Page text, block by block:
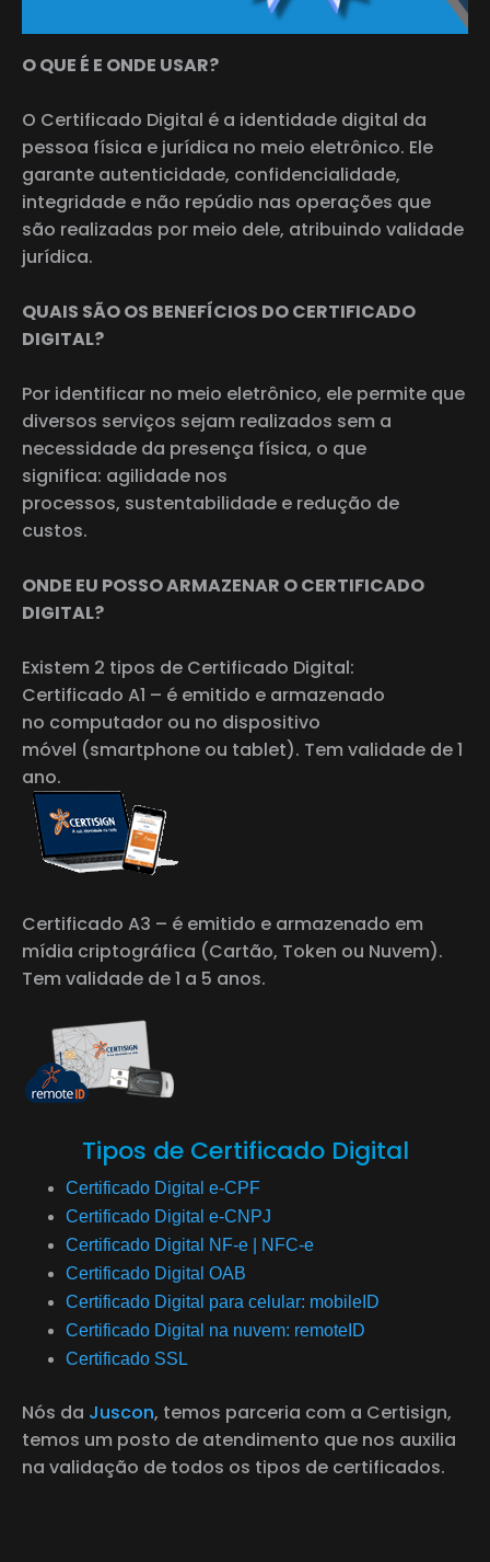
O QUE É E ONDE USAR?
O Certificado Digital é a identidade digital da
pessoa física e jurídica no meio eletrônico. Ele
garante autenticidade, confidencialidade,
integridade e não repúdio nas operações que
são realizadas por meio dele, atribuindo validade
jurídica.
QUAIS SÃO OS BENEFÍCIOS DO CERTIFICADO
DIGITAL?
Por identificar no meio eletrônico, ele permite que
diversos serviços sejam realizados sem a
necessidade da presença física, o que
significa: agilidade nos
processos, sustentabilidade e redução de
custos.
ONDE EU POSSO ARMAZENAR O CERTIFICADO
DIGITAL?
Existem 2 tipos de Certificado Digital:
Certificado A1 – é emitido e armazenado
no computador ou no dispositivo
móvel (smartphone ou tablet). Tem validade de 1
ano.
Certificado A3 – é emitido e armazenado em
mídia criptográfica (Cartão, Token ou Nuvem).
Tem validade de 1 a 5 anos.
Tipos de Certificado Digital
Certificado Digital e-CPF
Certificado Digital e-CNPJ
Certificado Digital NF-e | NFC-e
Certificado Digital OAB
Certificado Digital para celular: mobileID
Certificado Digital na nuvem: remoteID
Certificado SSL
Nós da Juscon, temos parceria com a Certisign,
temos um posto de atendimento que nos auxilia
na validação de todos os tipos de certificados.